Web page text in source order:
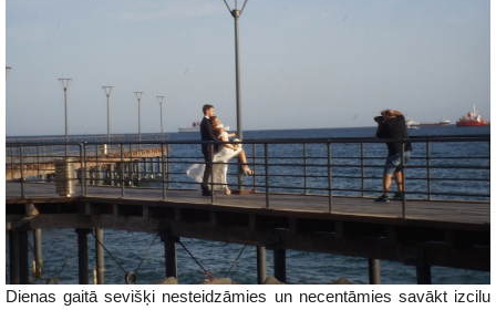
Dienas gaitā sevišķi nesteidzāmies un necentāmies savākt izcilu